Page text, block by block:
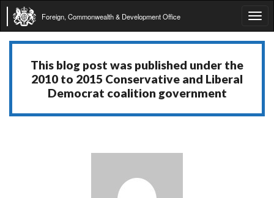
Foreign, Commonwealth & Development Office
This blog post was published under the
2010 to 2015 Conservative and Liberal
Democrat coalition government